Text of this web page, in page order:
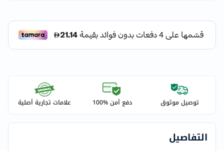
توصيل موثوق دفع آمن %100 علامات تجارية أصلية
التفاصيل